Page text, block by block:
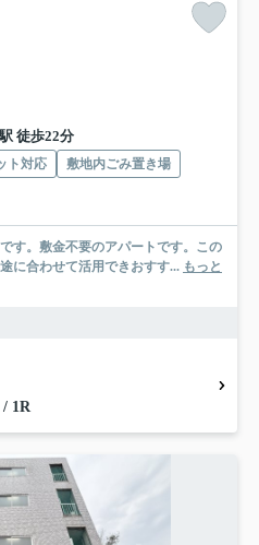
徒歩22分
ト対応
敷地内ごみ置き場
す。敷金不要のアパートです。この
に合わせて活用できおすす... もっと
/ 1R